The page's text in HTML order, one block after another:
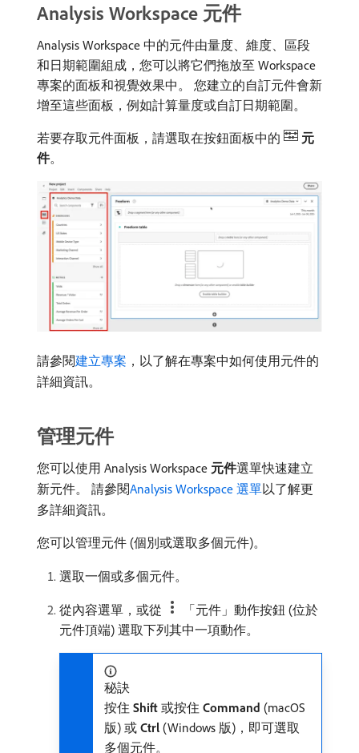
Analysis Workspace 元件
Analysis Workspace 中的元件由量度、維度、區段
和日期範圍組成，您可以將它們拖放至 Workspace
專案的面板和視覺效果中。 您建立的自訂元件會新
增至這些面板，例如計算量度或自訂日期範圍。
若要存取元件面板，請選取在按鈕面板中的
元
件。
請參閱建立專案 ，以了解在專案中如何使用元件的
詳細資訊。
管理元件
您可以使用 Analysis Workspace 元件​選單快速建立
新元件。 請參閱Analysis Workspace 選單以了解更
多詳細資訊。
您可以管理元件 (個別或選取多個元件)。
選取一個或多個元件。
從內容選單，或從
「元件」動作按鈕 (位於
元件頂端) 選取下列其中一項動作。
秘訣
按住 Shift 或按住 Command (macOS
版) 或 Ctrl (Windows 版)，即可選取
多個元件。